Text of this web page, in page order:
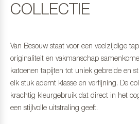
COLLECTIE
Van Besouw staat voor een veelzijdige
originaliteit en vakmanschap
katoenen tapijten tot uniek gebreide en
elk stuk ademt klasse en verfijning. De
krachtig kleurgebruik dat direct in het
een stijlvolle uitstraling geeft.